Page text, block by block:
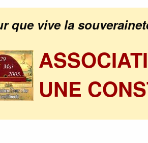
que vive la
UNE